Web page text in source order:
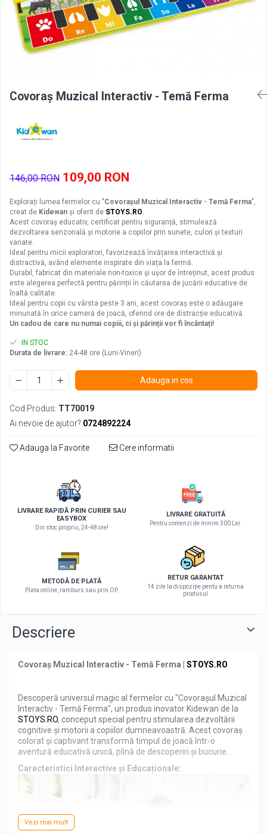
Covoraș Muzical Interactiv - Temă Ferma
146,00 RON 109,00 RON
Explorați lumea fermelor cu "Covorașul Muzical Interactiv - Temă Ferma",
creat de Kidewan și oferit de STOYS.RO
Acest covoraș educativ, certificat pentru siguranță, stimulează
dezvoltarea senzorială și motorie a copiilor prin sunete, culori și texturi
variate.
Ideal pentru micii exploratori, favorizează învățarea interactivă și
distractivă, având elemente inspirate din viața la fermă.
Durabil, fabricat din materiale non-toxice și ușor de întreținut, acest produs
este alegerea perfectă pentru părinții în căutarea de jucării educative de
înaltă calitate.
Ideal pentru copii cu vârsta peste 3 ani, acest covoraș este o adăugare
minunată în orice cameră de joacă, oferind ore de distracție educativă.
Un cadou de care nu numai copiii, ci și părinții vor fi încântați!
IN STOC
Durata de livrare: 24-48 ore (Luni-Vineri)
Adauga in cos
Cod Produs: TT70019
Ai nevoie de ajutor? 0724892224
Adauga la Favorite Cere informatii
LIVRARE RAPIDĂ PRIN CURIER SAU
EASYBOX
Din stoc propriu, 24-48 ore!
LIVRARE GRATUITĂ
Pentru comenzi de minim 300 Lei.
METODĂ DE PLATĂ
Plata online, ramburs sau prin OP.
RETUR GARANTAT
14 zile la dispoziție pentu a returna
produsul
Descriere
Covoraș Muzical Interactiv - Temă Ferma | STOYS.RO
Descoperă universul magic al fermelor cu "Covorașul Muzical
Interactiv - Temă Ferma", un produs inovator Kidewan de la
STOYS.RO, conceput special pentru stimularea dezvoltării
cognitive și motorii a copiilor dumneavoastră. Acest covoraș
colorat și captivant transformă timpul de joacă într-o
aventură educativă unică, plină de descoperiri și bucurie.
Caracteristici Interactive și Educaționale:
Vezi mai mult